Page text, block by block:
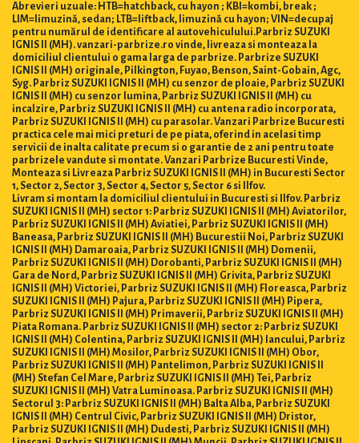
Abrevieri uzuale: HTB=hatchback, cu hayon ; KBI=kombi, break ;
LIM=limuzină, sedan; LTB=liftback, limuzină cu hayon; VIN=decupaj
pentru numărul de identificare al autovehiculului.Parbriz SUZUKI
IGNIS II (MH). vanzari-parbrize.ro vinde, livreaza si monteaza la
domiciliul clientului o gama larga de parbrize. Parbrize SUZUKI
IGNIS II (MH) originale, Pilkington, Fuyao, Benson, Saint-Gobain, Agc,
Syg. Parbriz SUZUKI IGNIS II (MH) cu senzor de ploaie, Parbriz SUZUKI
IGNIS II (MH) cu senzor lumina, Parbriz SUZUKI IGNIS II (MH) cu
incalzire, Parbriz SUZUKI IGNIS II (MH) cu antena radio incorporata,
Parbriz SUZUKI IGNIS II (MH) cu parasolar. Vanzari Parbrize Bucuresti
practica cele mai mici preturi de pe piata, oferind in acelasi timp
servicii de inalta calitate precum si o garantie de 2 ani pentru toate
parbrizele vandute si montate. Vanzari Parbrize Bucuresti Vinde,
Monteaza si Livreaza Parbriz SUZUKI IGNIS II (MH) in Bucuresti Sector
1, Sector 2, Sector 3, Sector 4, Sector 5, Sector 6 si Ilfov.
Livram si montam la domiciliul clientului in Bucuresti si Ilfov. Parbriz
SUZUKI IGNIS II (MH) sector 1: Parbriz SUZUKI IGNIS II (MH) Aviatorilor,
Parbriz SUZUKI IGNIS II (MH) Aviatiei, Parbriz SUZUKI IGNIS II (MH)
Baneasa, Parbriz SUZUKI IGNIS II (MH) Bucurestii Noi, Parbriz SUZUKI
IGNIS II (MH) Damaroaia, Parbriz SUZUKI IGNIS II (MH) Domenii,
Parbriz SUZUKI IGNIS II (MH) Dorobanti, Parbriz SUZUKI IGNIS II (MH)
Gara de Nord, Parbriz SUZUKI IGNIS II (MH) Grivita, Parbriz SUZUKI
IGNIS II (MH) Victoriei, Parbriz SUZUKI IGNIS II (MH) Floreasca, Parbriz
SUZUKI IGNIS II (MH) Pajura, Parbriz SUZUKI IGNIS II (MH) Pipera,
Parbriz SUZUKI IGNIS II (MH) Primaverii, Parbriz SUZUKI IGNIS II (MH)
Piata Romana. Parbriz SUZUKI IGNIS II (MH) sector 2: Parbriz SUZUKI
IGNIS II (MH) Colentina, Parbriz SUZUKI IGNIS II (MH) Iancului, Parbriz
SUZUKI IGNIS II (MH) Mosilor, Parbriz SUZUKI IGNIS II (MH) Obor,
Parbriz SUZUKI IGNIS II (MH) Pantelimon, Parbriz SUZUKI IGNIS II
(MH) Stefan Cel Mare, Parbriz SUZUKI IGNIS II (MH) Tei, Parbriz
SUZUKI IGNIS II (MH) Vatra Luminoasa. Parbriz SUZUKI IGNIS II (MH)
Sectorul 3: Parbriz SUZUKI IGNIS II (MH) Balta Alba, Parbriz SUZUKI
IGNIS II (MH) Centrul Civic, Parbriz SUZUKI IGNIS II (MH) Dristor,
Parbriz SUZUKI IGNIS II (MH) Dudesti, Parbriz SUZUKI IGNIS II (MH)